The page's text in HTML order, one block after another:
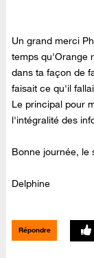
Un grand merci
temps qu'Orange
dans ta façon de
faisait ce qu'il
Le principal pour
l'intégralité des
Bonne journée, le
Delphine
Répondre